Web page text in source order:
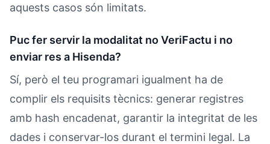
aquests casos són limitats.
Puc fer servir la modalitat no VeriFactu i no
enviar res a Hisenda?
Sí, però el teu programari igualment ha de
complir els requisits tècnics: generar registres
amb hash encadenat, garantir la integritat de les
dades i conservar-los durant el termini legal. La